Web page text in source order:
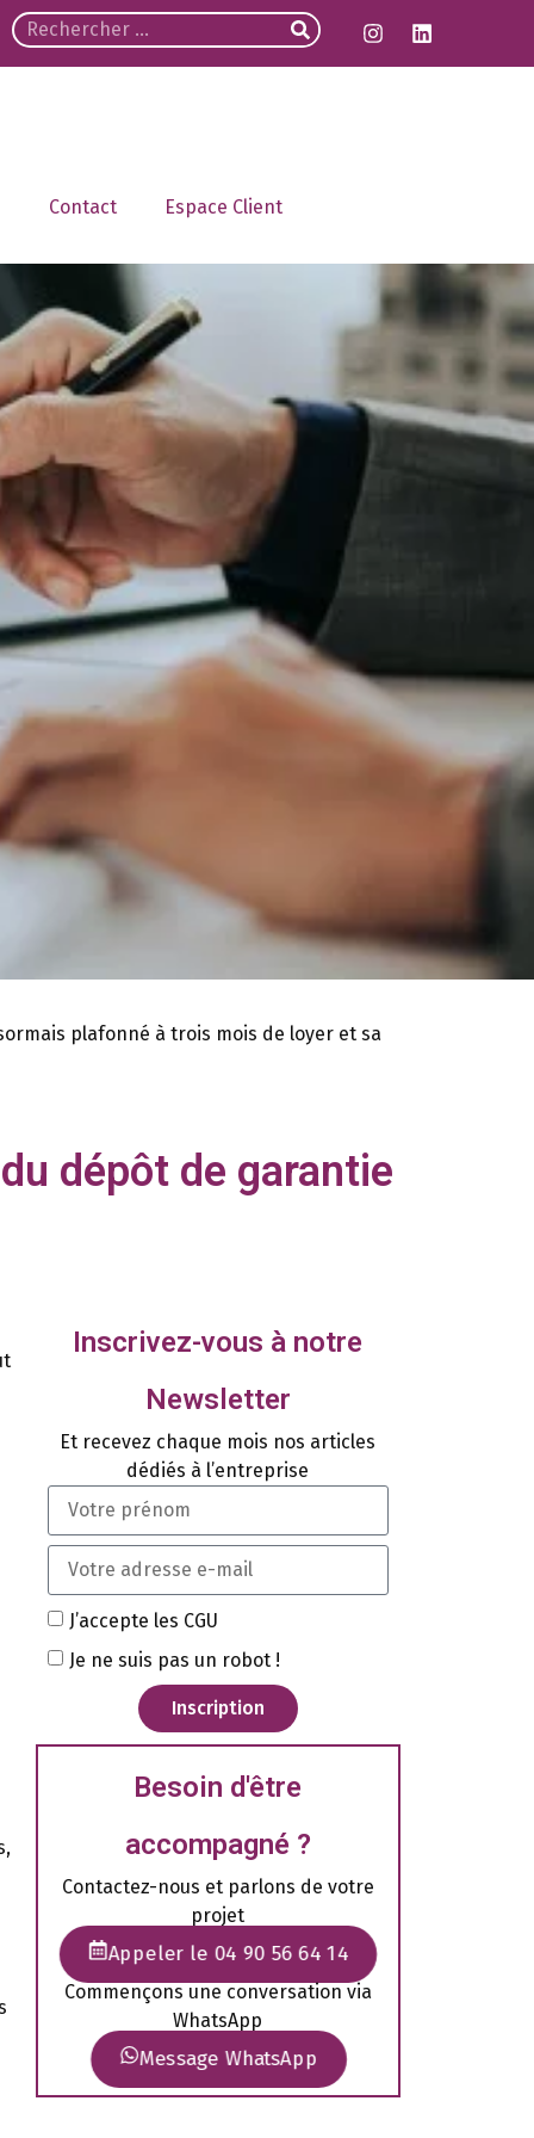
Contact Espace Client
plafonné à trois mois de loyer et sa
dépôt de garantie
Inscrivez-vous à notre
Newsletter
Et recevez chaque mois nos articles
dédiés à l’entreprise
J’accepte les CGU
Je ne suis pas un robot !
Inscription
Besoin d'être
accompagné ?
Contactez-nous et parlons de votre
projet
Appeler le 04 90 56 64 14
Commençons une conversation via
WhatsApp
Message WhatsApp